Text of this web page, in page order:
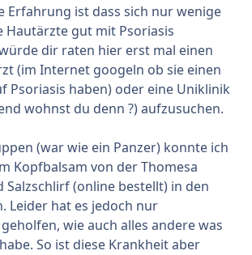
Erfahrung ist dass sich nur wenige
Hautärzte gut mit Psoriasis
dir raten hier erst mal einen
(im Internet googeln ob sie einen
Psoriasis haben) oder eine Uniklinik
wohnst du denn ?) aufzusuchen.
(war wie ein Panzer) konnte ich
Kopfbalsam von der Thomesa
Salzschlirf (online bestellt) in den
Leider hat es jedoch nur
wie auch alles andere was
So ist diese Krankheit aber